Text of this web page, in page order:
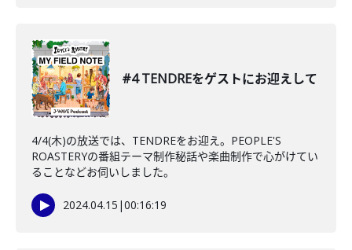
#4 TENDREをゲストにお迎えして
4/4(木)の放送では、TENDREをお迎え。PEOPLE'S
ROASTERYの番組テーマ制作秘話や楽曲制作で心がけてい
ることなどお伺いしました。
2024.04.15 |00:16:19